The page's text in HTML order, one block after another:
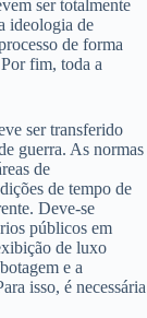
ser totalmente
ideologia de
de forma
fim, toda a
ser transferido
guerra. As normas
de
de tempo de
Deve-se
públicos em
de luxo
e a
isso, é necessária